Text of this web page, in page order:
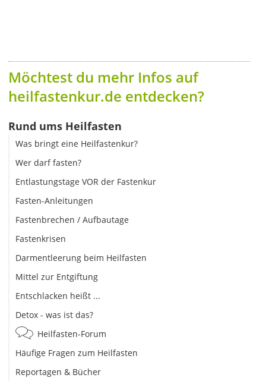
Möchtest du mehr Infos auf
heilfastenkur.de entdecken?
Rund ums Heilfasten
Was bringt eine Heilfastenkur?
Wer darf fasten?
Entlastungstage VOR der Fastenkur
Fasten-Anleitungen
Fastenbrechen / Aufbautage
Fastenkrisen
Darmentleerung beim Heilfasten
Mittel zur Entgiftung
Entschlacken heißt ...
Detox - was ist das?
Heilfasten-Forum
Häufige Fragen zum Heilfasten
Reportagen & Bücher